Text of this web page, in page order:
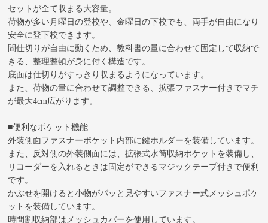
セットが全て収まる大容量。
荷物が多い月曜日の登校や、金曜日の下校でも、両手が自由になり
安全に登下校できます。
間仕切りが自由に動くため、教科書の量に合わせて固定して収納で
きる、整理整頓が身に付く構造です。
底面は仕切りがすっきり収まるようになっています。
また、荷物の量に合わせて調整できる、拡張ファスナー付きでマチ
が最大4cm広がります。
■便利なポケット機能
外装側面ファスナーポケット内部に鍵ホルダーを装備しています。
また、反対側の外装側面には、拡張式水筒収納ポケットを装備し、
リコーダーを入れるときは固定ができるマジックテープ付きで便利
です。
かぶせを開けると小物がパッと見やすいファスナー式メッシュポケ
ットを装備しています。
時間割収納部はメッシュカバーを使用しています。